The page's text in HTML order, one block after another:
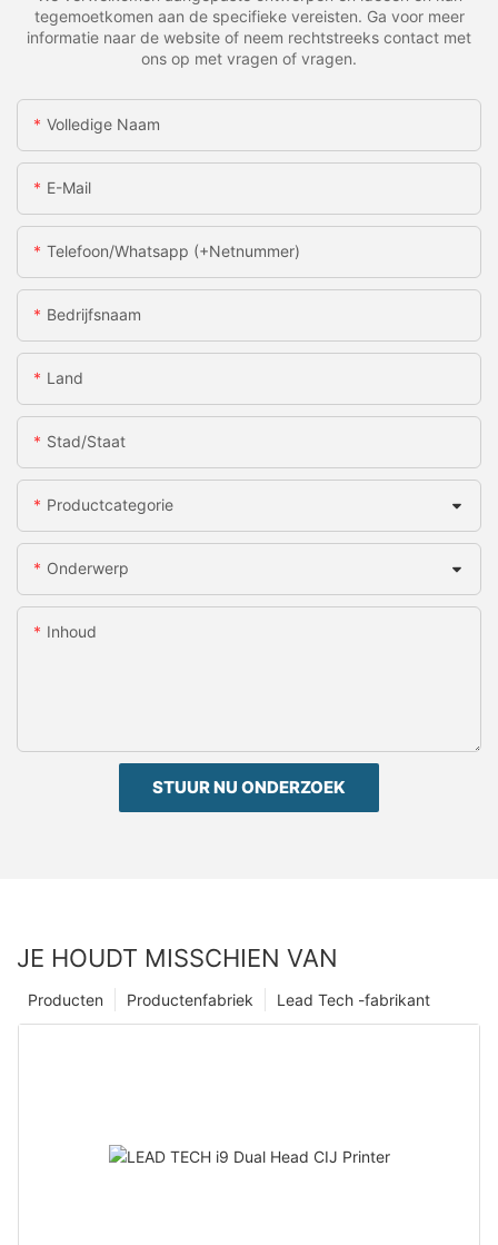
tegemoetkomen aan de specifieke vereisten. Ga voor meer
informatie naar de website of neem rechtstreeks contact met
ons op met vragen of vragen.
Volledige Naam
E-Mail
Telefoon/whatsapp (+netnummer)
Bedrijfsnaam
Land
Stad/staat
Productcategorie
Onderwerp
Inhoud
STUUR NU ONDERZOEK
JE HOUDT MISSCHIEN VAN
Lead Tech -fabrikant
Productenfabriek
Producten